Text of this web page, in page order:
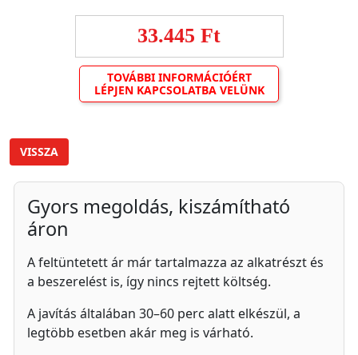
33.445 Ft
TOVÁBBI INFORMÁCIÓÉRT
LÉPJEN KAPCSOLATBA VELÜNK
VISSZA
Gyors megoldás, kiszámítható
áron
A feltüntetett ár már tartalmazza az alkatrészt és
a beszerelést is, így nincs rejtett költség.
A javítás általában 30–60 perc alatt elkészül, a
legtöbb esetben akár meg is várható.